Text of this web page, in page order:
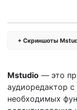
Скриншоты
Mstudio — это
аудиоредактор
необходимых